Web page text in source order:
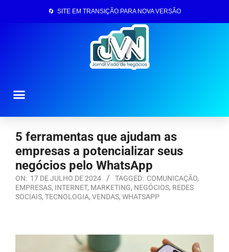
🔄 SITE EM TRANSIÇÃO PARA NOVA VERSÃO
5 ferramentas que ajudam as
empresas a potencializar seus
negócios pelo WhatsApp
ON: 17 DE JULHO DE 2024 TAGGED: COMUNICAÇÃO,
EMPRESAS, INTERNET, MARKETING, NEGÓCIOS, REDES
SOCIAIS, TECNOLOGIA, VENDAS, WHATSAPP